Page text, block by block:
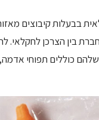
בבעלות קיבוצים
בין הצרכן לחקלאי.
כוללים תפוחי